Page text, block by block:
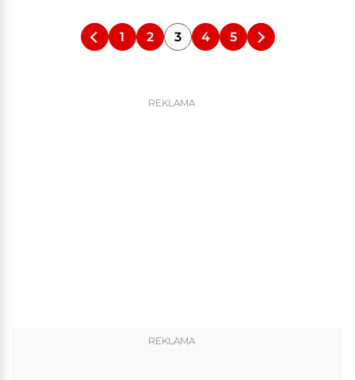
1 2 3 4 5
REKLAMA
REKLAMA